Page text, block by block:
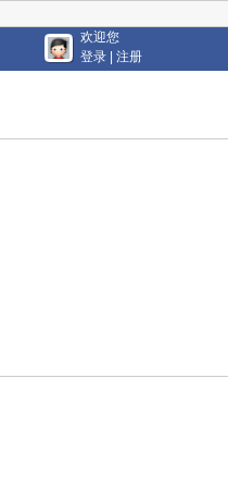
欢迎您
登录
注册